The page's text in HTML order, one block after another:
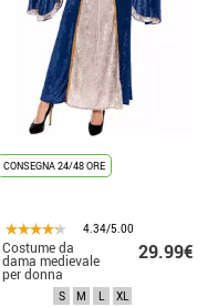
CONSEGNA 24/48 ORE
4.34/5.00
Costume da
dama medievale
per donna
29.99€
S M L XL